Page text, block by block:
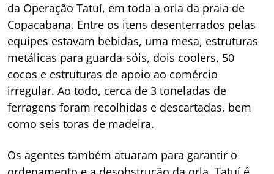
da Operação Tatuí, em toda a orla da praia de
Copacabana. Entre os itens desenterrados pelas
equipes estavam bebidas, uma mesa, estruturas
metálicas para guarda-sóis, dois coolers, 50
cocos e estruturas de apoio ao comércio
irregular. Ao todo, cerca de 3 toneladas de
ferragens foram recolhidas e descartadas, bem
como seis toras de madeira.
Os agentes também atuaram para garantir o